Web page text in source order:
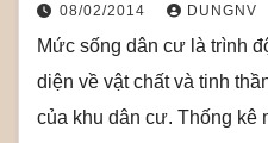
08/02/2014 DUNGNV
Mức sống dân cư là trình
diện về vật chất và tinh
của khu dân cư. Thống kê